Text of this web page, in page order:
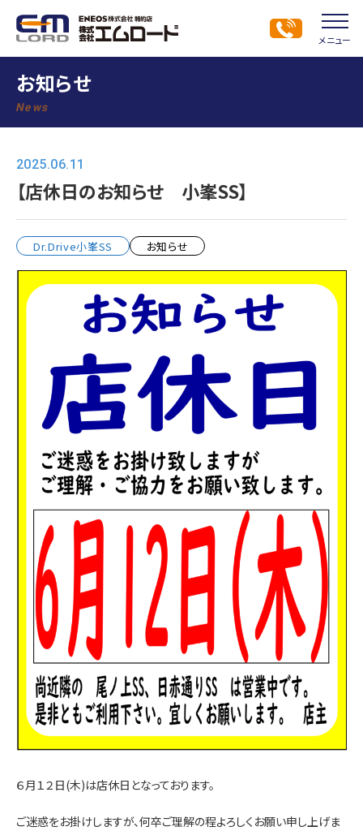
メニュー
お知らせ
News
2025.06.11
【店休日のお知らせ 小峯SS】
Dr.Drive小峯SS お知らせ
６月１２日(木)は店休日となっております。
ご迷惑をお掛けしますが、何卒ご理解の程よろしくお願い申し上げま